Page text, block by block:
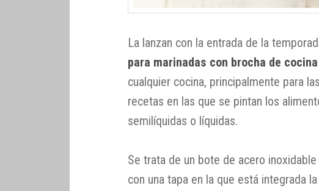
La lanzan con la entrada de la
para marinadas con brocha de cocina
cualquier cocina, principalmente para
recetas en las que se pintan los
semilíquidas o líquidas.
Se trata de un bote de acero
con una tapa en la que está integrada